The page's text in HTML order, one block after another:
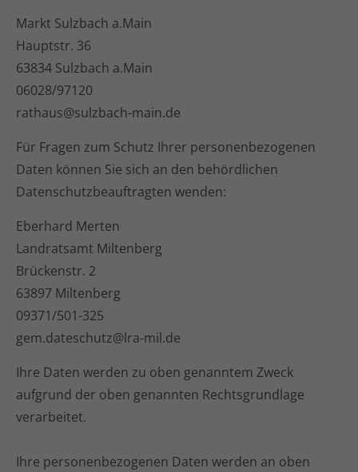
Markt Sulzbach a.Main
Hauptstr. 36
63834 Sulzbach a.Main
06028/97120
rathaus@sulzbach-main.de
Für Fragen zum Schutz Ihrer personenbezogenen
Daten können Sie sich an den behördlichen
Datenschutzbeauftragten wenden:
Eberhard Merten
Landratsamt Miltenberg
Brückenstr. 2
63897 Miltenberg
09371/501-325
gem.dateschutz@lra-mil.de
Ihre Daten werden zu oben genanntem Zweck
aufgrund der oben genannten Rechtsgrundlage
verarbeitet.
Ihre personenbezogenen Daten werden an oben